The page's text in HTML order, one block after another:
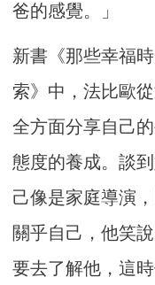
爸的感覺。」
新書《那些幸福
索》中，法比歐
全方面分享自己
態度的養成。談
己像是家庭導演
關乎自己，他笑
要去了解他，這